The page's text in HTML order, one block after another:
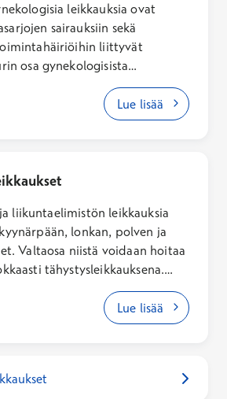
leikkauksia ovat
sairauksiin sekä
liittyvät
osa gynekologisista
yöpymistä sairaalassa, vaan
jo leikkauspäivänä. Pääset
arviokäynnin kautta.
Lue lisää
liikuntaelimistön leikkauksia
lonkan, polven ja
Valtaosa niistä voidaan hoitaa
tähystysleikkauksena.
Leikkausvalikoima
Lue lisää